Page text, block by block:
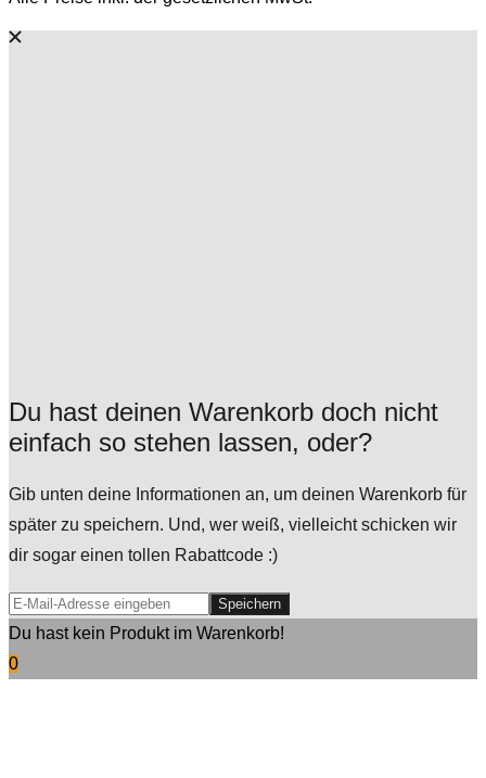
Du hast deinen Warenkorb doch nicht
einfach so stehen lassen, oder?
Gib unten deine Informationen an, um deinen Warenkorb für
später zu speichern. Und, wer weiß, vielleicht schicken wir
dir sogar einen tollen Rabattcode :)
Speichern
Du hast kein Produkt im Warenkorb!
0